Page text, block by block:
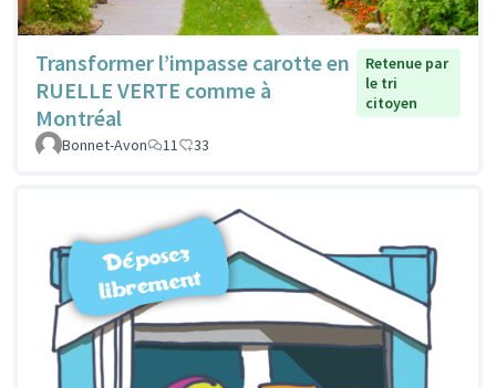
Transformer l’impasse carotte en
RUELLE VERTE comme à
Montréal
Retenue par
le tri
citoyen
Bonnet-Avon 11 33